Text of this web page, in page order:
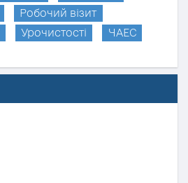
Робочий візит
Урочистості
ЧАЕС